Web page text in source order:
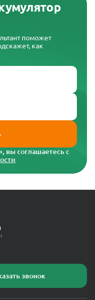
поможет
как
вы соглашаетесь с
звонок